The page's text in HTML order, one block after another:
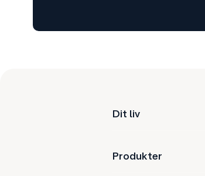
Dit liv
Produkter